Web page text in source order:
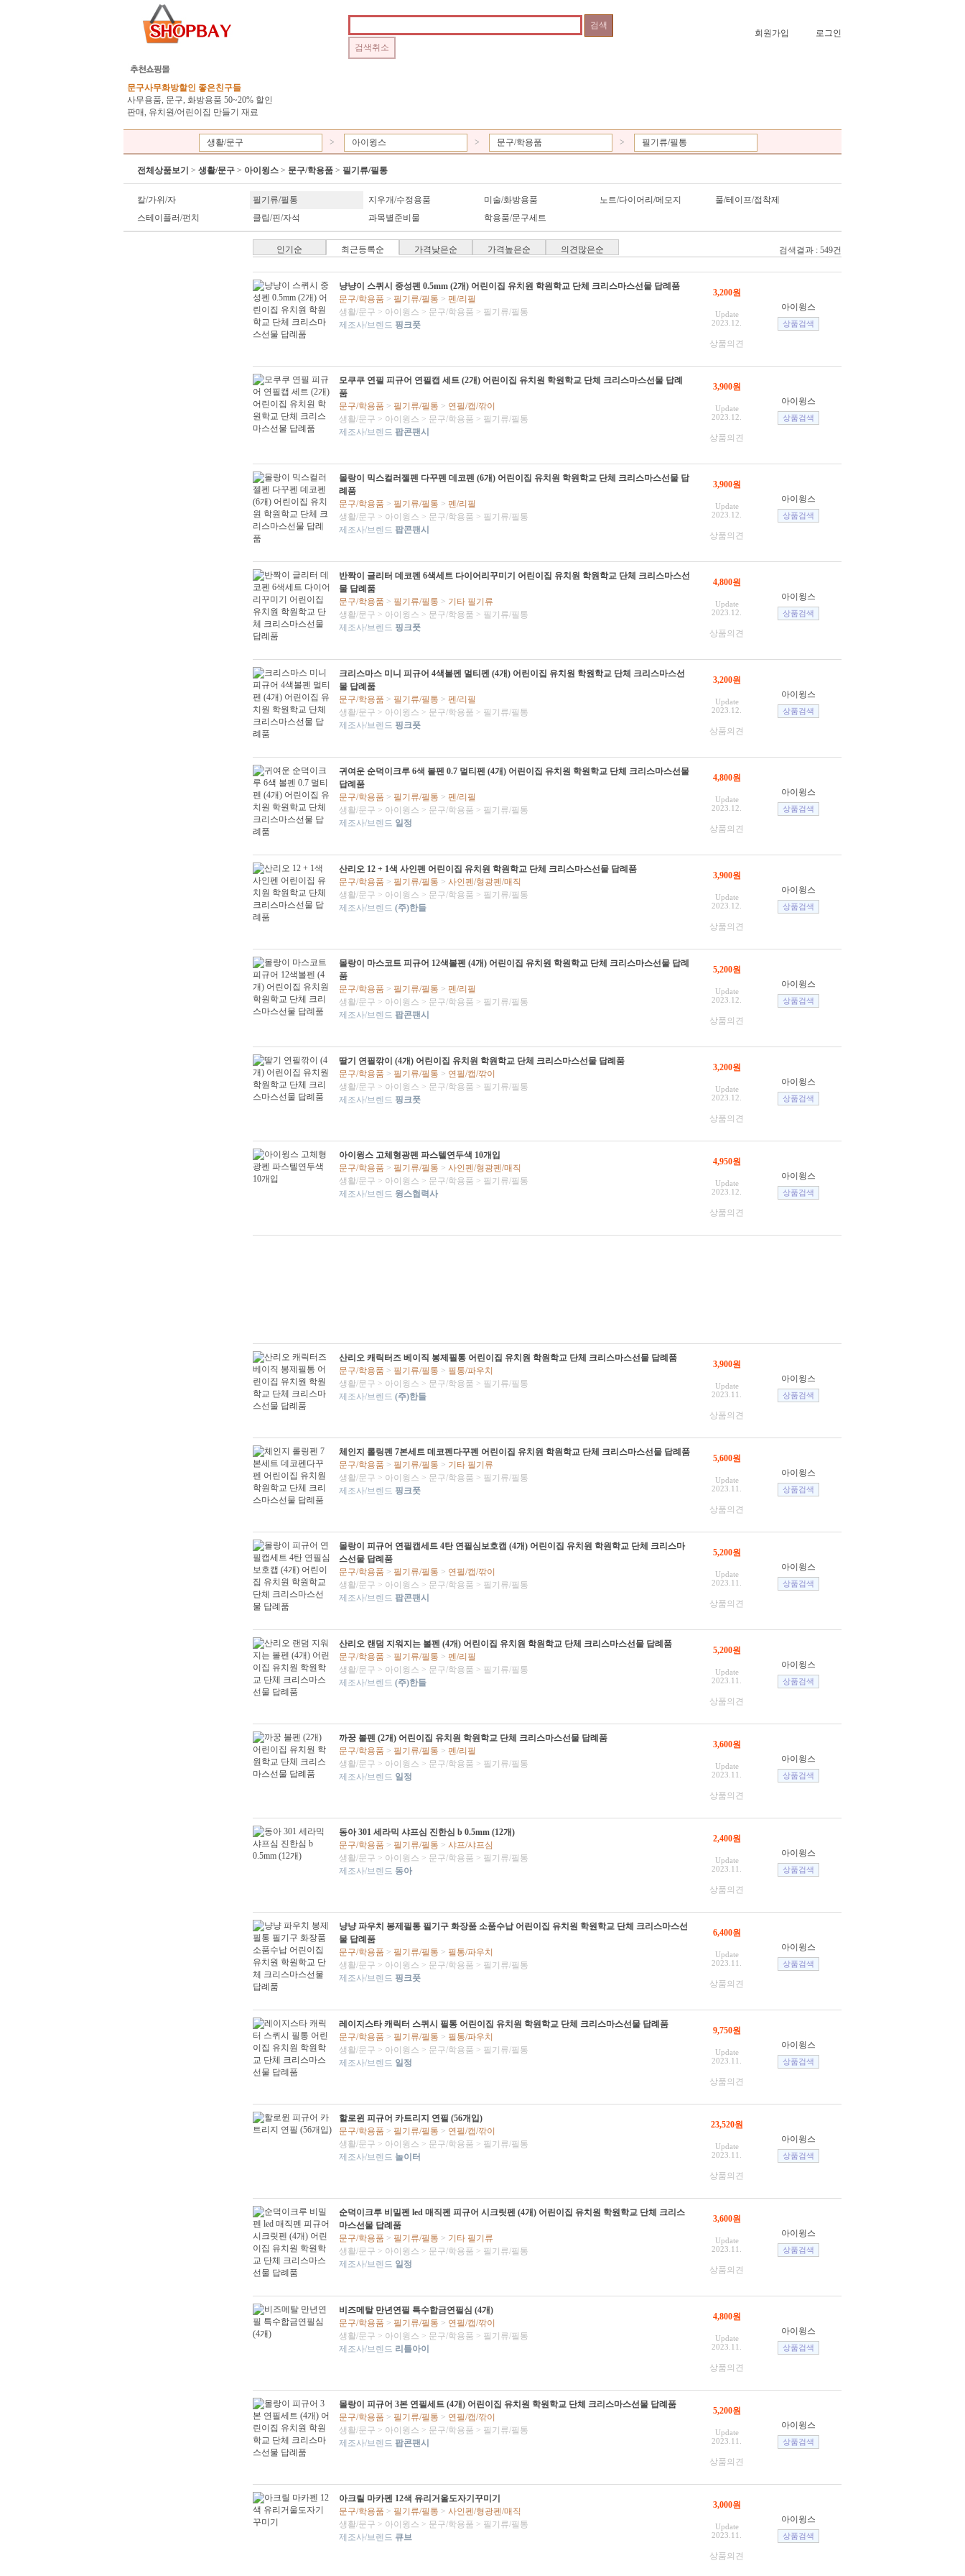
회원가입 로그인
문구사무화방할인 좋은친구들
사무용품, 문구, 화방용품 50~20% 할인
판매, 유치원/어린이집 만들기 재료
생활/문구 > 아이윙스 > 문구/학용품 > 필기류/필통
전체상품보기 > 생활/문구 > 아이윙스 > 문구/학용품 > 필기류/필통
칼/가위/자 필기류/필통 지우개/수정용품 미술/화방용품 노트/다이어리/메모지
풀/테이프/접착제
스테이플러/펀치
클립/핀/자석 과목별준비물 학용품/문구세트
인기순 최근등록순 가격낮은순 가격높은순 의견많은순 검색결과 : 549건
냥냥이 스퀴시 중성펜 0.5mm (2개) 어린이집 유치원 학원학교 단체 크리스마스선물 답례품
문구/학용품 > 필기류/필통 > 펜/리필
생활/문구 > 아이윙스 > 문구/학용품 > 필기류/필통
제조사/브렌드 핑크풋
3,200원
Update
2023.12.
상품의견
아이윙스
모쿠쿠 연필 피규어 연필캡 세트 (2개) 어린이집 유치원 학원학교 단체 크리스마스선물 답례
품
문구/학용품 > 필기류/필통 > 연필/캡/깎이
생활/문구 > 아이윙스 > 문구/학용품 > 필기류/필통
제조사/브렌드 팝콘팬시
3,900원
Update
2023.12.
상품의견
아이윙스
몰랑이 믹스컬러젤펜 다꾸펜 데코펜 (6개) 어린이집 유치원 학원학교 단체 크리스마스선물 답
례품
문구/학용품 > 필기류/필통 > 펜/리필
생활/문구 > 아이윙스 > 문구/학용품 > 필기류/필통
제조사/브렌드 팝콘팬시
3,900원
Update
2023.12.
상품의견
아이윙스
반짝이 글리터 데코펜 6색세트 다이어리꾸미기 어린이집 유치원 학원학교 단체 크리스마스선
물 답례품
문구/학용품 > 필기류/필통 > 기타 필기류
생활/문구 > 아이윙스 > 문구/학용품 > 필기류/필통
제조사/브렌드 핑크풋
4,800원
Update
2023.12.
상품의견
아이윙스
크리스마스 미니 피규어 4색볼펜 멀티펜 (4개) 어린이집 유치원 학원학교 단체 크리스마스선
물 답례품
문구/학용품 > 필기류/필통 > 펜/리필
생활/문구 > 아이윙스 > 문구/학용품 > 필기류/필통
제조사/브렌드 핑크풋
3,200원
Update
2023.12.
상품의견
아이윙스
귀여운 순덕이크루 6색 볼펜 0.7 멀티펜 (4개) 어린이집 유치원 학원학교 단체 크리스마스선물
답례품
문구/학용품 > 필기류/필통 > 펜/리필
생활/문구 > 아이윙스 > 문구/학용품 > 필기류/필통
제조사/브렌드 일정
4,800원
Update
2023.12.
상품의견
아이윙스
산리오 12 + 1색 사인펜 어린이집 유치원 학원학교 단체 크리스마스선물 답례품
문구/학용품 > 필기류/필통 > 사인펜/형광펜/매직
생활/문구 > 아이윙스 > 문구/학용품 > 필기류/필통
제조사/브렌드 (주)한들
3,900원
Update
2023.12.
상품의견
아이윙스
몰랑이 마스코트 피규어 12색볼펜 (4개) 어린이집 유치원 학원학교 단체 크리스마스선물 답례
품
문구/학용품 > 필기류/필통 > 펜/리필
생활/문구 > 아이윙스 > 문구/학용품 > 필기류/필통
제조사/브렌드 팝콘팬시
5,200원
Update
2023.12.
상품의견
아이윙스
딸기 연필깎이 (4개) 어린이집 유치원 학원학교 단체 크리스마스선물 답례품
문구/학용품 > 필기류/필통 > 연필/캡/깎이
생활/문구 > 아이윙스 > 문구/학용품 > 필기류/필통
제조사/브렌드 핑크풋
3,200원
Update
2023.12.
상품의견
아이윙스
아이윙스 고체형광펜 파스텔연두색 10개입
문구/학용품 > 필기류/필통 > 사인펜/형광펜/매직
생활/문구 > 아이윙스 > 문구/학용품 > 필기류/필통
제조사/브렌드 윙스협력사
4,950원
Update
2023.12.
상품의견
아이윙스
산리오 캐릭터즈 베이직 봉제필통 어린이집 유치원 학원학교 단체 크리스마스선물 답례품
문구/학용품 > 필기류/필통 > 필통/파우치
생활/문구 > 아이윙스 > 문구/학용품 > 필기류/필통
제조사/브렌드 (주)한들
3,900원
Update
2023.11.
상품의견
아이윙스
체인지 롤링펜 7본세트 데코펜다꾸펜 어린이집 유치원 학원학교 단체 크리스마스선물 답례품
문구/학용품 > 필기류/필통 > 기타 필기류
생활/문구 > 아이윙스 > 문구/학용품 > 필기류/필통
제조사/브렌드 핑크풋
5,600원
Update
2023.11.
상품의견
아이윙스
몰랑이 피규어 연필캡세트 4탄 연필심보호캡 (4개) 어린이집 유치원 학원학교 단체 크리스마
스선물 답례품
문구/학용품 > 필기류/필통 > 연필/캡/깎이
생활/문구 > 아이윙스 > 문구/학용품 > 필기류/필통
제조사/브렌드 팝콘팬시
5,200원
Update
2023.11.
상품의견
아이윙스
산리오 랜덤 지워지는 볼펜 (4개) 어린이집 유치원 학원학교 단체 크리스마스선물 답례품
문구/학용품 > 필기류/필통 > 펜/리필
생활/문구 > 아이윙스 > 문구/학용품 > 필기류/필통
제조사/브렌드 (주)한들
5,200원
Update
2023.11.
상품의견
아이윙스
까꿍 볼펜 (2개) 어린이집 유치원 학원학교 단체 크리스마스선물 답례품
문구/학용품 > 필기류/필통 > 펜/리필
생활/문구 > 아이윙스 > 문구/학용품 > 필기류/필통
제조사/브렌드 일정
3,600원
Update
2023.11.
상품의견
아이윙스
동아 301 세라믹 샤프심 진한심 b 0.5mm (12개)
문구/학용품 > 필기류/필통 > 샤프/샤프심
생활/문구 > 아이윙스 > 문구/학용품 > 필기류/필통
제조사/브렌드 동아
2,400원
Update
2023.11.
상품의견
아이윙스
냥냥 파우치 봉제필통 필기구 화장품 소품수납 어린이집 유치원 학원학교 단체 크리스마스선
물 답례품
문구/학용품 > 필기류/필통 > 필통/파우치
생활/문구 > 아이윙스 > 문구/학용품 > 필기류/필통
제조사/브렌드 핑크풋
6,400원
Update
2023.11.
상품의견
아이윙스
레이지스타 캐릭터 스퀴시 필통 어린이집 유치원 학원학교 단체 크리스마스선물 답례품
문구/학용품 > 필기류/필통 > 필통/파우치
생활/문구 > 아이윙스 > 문구/학용품 > 필기류/필통
제조사/브렌드 일정
9,750원
Update
2023.11.
상품의견
아이윙스
할로윈 피규어 카트리지 연필 (56개입)
문구/학용품 > 필기류/필통 > 연필/캡/깎이
생활/문구 > 아이윙스 > 문구/학용품 > 필기류/필통
제조사/브렌드 놀이터
23,520원
Update
2023.11.
상품의견
아이윙스
순덕이크루 비밀펜 led 매직펜 피규어 시크릿펜 (4개) 어린이집 유치원 학원학교 단체 크리스
마스선물 답례품
문구/학용품 > 필기류/필통 > 기타 필기류
생활/문구 > 아이윙스 > 문구/학용품 > 필기류/필통
제조사/브렌드 일정
3,600원
Update
2023.11.
상품의견
아이윙스
비즈메탈 만년연필 특수합금연필심 (4개)
문구/학용품 > 필기류/필통 > 연필/캡/깎이
생활/문구 > 아이윙스 > 문구/학용품 > 필기류/필통
제조사/브렌드 리틀아이
4,800원
Update
2023.11.
상품의견
아이윙스
몰랑이 피규어 3본 연필세트 (4개) 어린이집 유치원 학원학교 단체 크리스마스선물 답례품
문구/학용품 > 필기류/필통 > 연필/캡/깎이
생활/문구 > 아이윙스 > 문구/학용품 > 필기류/필통
제조사/브렌드 팝콘팬시
5,200원
Update
2023.11.
상품의견
아이윙스
아크릴 마카펜 12색 유리거울도자기꾸미기
문구/학용품 > 필기류/필통 > 사인펜/형광펜/매직
생활/문구 > 아이윙스 > 문구/학용품 > 필기류/필통
제조사/브렌드 큐브
3,000원
Update
2023.11.
상품의견
아이윙스